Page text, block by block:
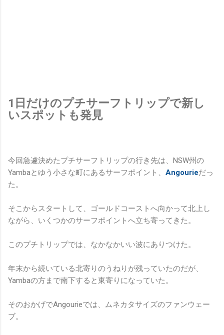
1日だけのプチサーフトリップで新し
いスポットも発見
今回急遽決めたプチサーフトリップの行き先は、NSW州の
Yambaとゆう小さな町にあるサーフポイント、 Angourieだっ
た。
そこからスタートして、ゴールドコーストへ向かって北上し
ながら、いくつかのサーフポイントへ立ち寄ってきた。
このプチトリップでは、なかなかいい波にありつけた。
年末から続いている北寄りのうねりが残っていたのだが、
Yambaの方まで南下すると東寄りになっていた。
そのおかげでAngourieでは、ムネカタサイズのファンウェー
ブ。